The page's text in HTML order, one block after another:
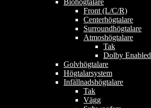
Biohögtalare
Front (L/C/R)
Centerhögtalare
Surroundhögtalare
Atmoshögtalare
Tak
Dolby Enabled
Golvhögtalare
Högtalarsystem
Infällnadshögtalare
Tak
Vägg